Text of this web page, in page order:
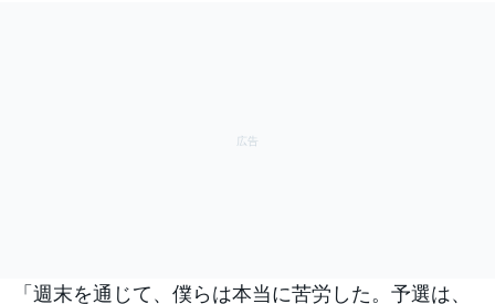
「週末を通じて、僕らは本当に苦労した。予選は、